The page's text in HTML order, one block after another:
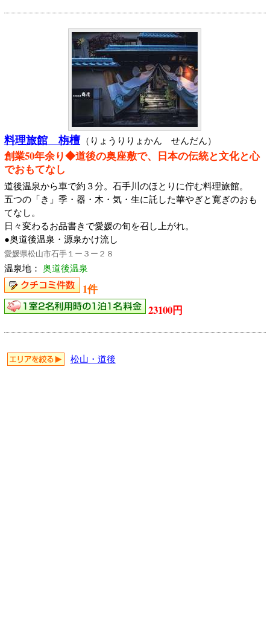
料理旅館 栴檀（りょうりりょかん せんだん）
創業50年余り◆道後の奥座敷で、日本の伝統と文化と心
でおもてなし
道後温泉から車で約３分。石手川のほとりに佇む料理旅館。
五つの「き」季・器・木・気・生に託した華やぎと寛ぎのおも
てなし。
日々変わるお品書きで愛媛の旬を召し上がれ。
●奥道後温泉・源泉かけ流し
愛媛県松山市石手１ー３ー２８
温泉地： 奥道後温泉
1件
23100円
松山・道後